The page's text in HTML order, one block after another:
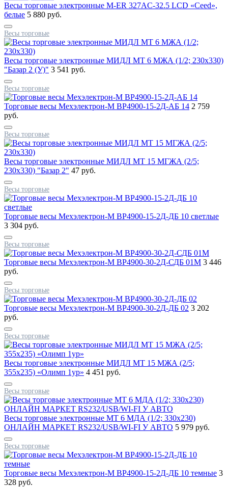
Весы торговые электронные M-ER 327AC-32.5 LCD «Ceed»,
белые 5 880 руб.
Весы торговые
Весы торговые электронные МИДЛ МТ 6 МЖА (1/2; 230x330)
"Базар 2 (У)" 3 541 руб.
Весы торговые
Торговые весы Мехэлектрон-М ВР4900-15-2Д-АБ 14 2 759
руб.
Весы торговые
Весы торговые электронные МИДЛ МТ 15 МГЖА (2/5;
230x330) "Базар 2" 47 руб.
Весы торговые
Торговые весы Мехэлектрон-М ВР4900-15-2Д-ДБ 10 светлые
3 304 руб.
Весы торговые
Торговые весы Мехэлектрон-М ВР4900-30-2Д-СДБ 01М 3 446
руб.
Весы торговые
Торговые весы Мехэлектрон-М ВР4900-30-2Д-ДБ 02 3 202
руб.
Весы торговые
Весы торговые электронные МИДЛ МТ 15 МЖА (2/5;
355х235) «Олимп 1ур» 4 451 руб.
Весы торговые
Весы торговые электронные МТ 6 МДА (1/2; 330x230)
ОНЛАЙН МАРКЕТ RS232/USB/WI-FI У АВТО 5 979 руб.
Весы торговые
Торговые весы Мехэлектрон-М ВР4900-15-2Д-ДБ 10 темные 3
328 руб.